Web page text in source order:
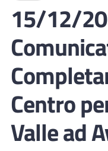
15/12/
Centro
Valle ad